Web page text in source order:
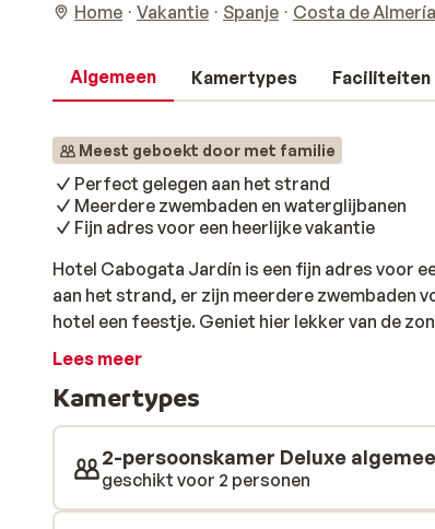
Home Vakantie Spanje Costa de Almería
Algemeen Kamertypes Faciliteiten
Meest geboekt door met familie
Perfect gelegen aan het strand
Meerdere zwembaden en waterglijbanen
Fijn adres voor een heerlijke vakantie
Hotel Cabogata Jardín is een fijn adres voor
aan het strand, er zijn meerdere zwembaden
hotel een feestje. Geniet hier lekker van de
middag even weg op een ligbedje, het is
Lees meer
Kamertypes
2-persoonskamer Deluxe
geschikt voor 2 personen